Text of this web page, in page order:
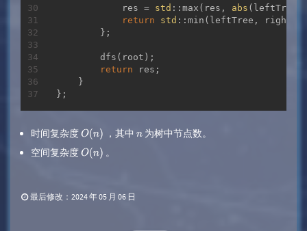
            res =
std ::max(res, abs (leftTree
return
std ::min(leftTree,
        };
        dfs(root);
return res;
    }
时间复杂度O(n) ，其中 n 为树中节点数。
空间复杂度O(n) ​ 。
最后修改：2024 年 05 月 06 日